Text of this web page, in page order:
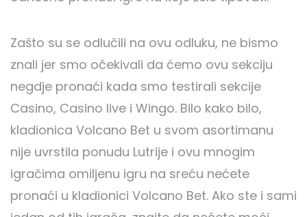
Zašto su se odlučili na ovu odluku, ne bismo
znali jer smo očekivali da ćemo ovu sekciju
negdje pronaći kada smo testirali sekcije
Casino, Casino live i Wingo. Bilo kako bilo,
kladionica Volcano Bet u svom asortimanu
nije uvrstila ponudu Lutrije i ovu mnogim
igračima omiljenu igru ​​na sreću nećete
pronaći u kladionici Volcano Bet. Ako ste i sami